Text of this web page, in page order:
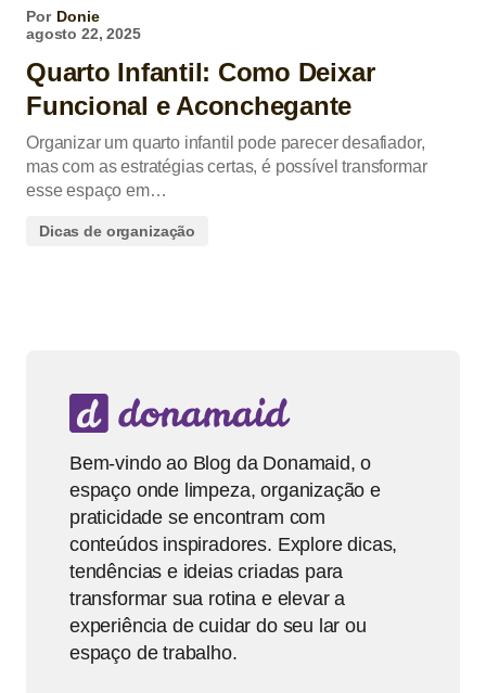
Por Donie
agosto 22, 2025
Quarto Infantil: Como Deixar
Funcional e Aconchegante
Organizar um quarto infantil pode parecer desafiador,
mas com as estratégias certas, é possível transformar
esse espaço em…
Dicas de organização
Bem-vindo ao Blog da Donamaid, o
espaço onde limpeza, organização e
praticidade se encontram com
conteúdos inspiradores. Explore dicas,
tendências e ideias criadas para
transformar sua rotina e elevar a
experiência de cuidar do seu lar ou
espaço de trabalho.